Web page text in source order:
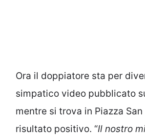
Ora il doppiatore sta per
simpatico video pubblicato
mentre si trova in Piazza
risultato positivo. “Il nostro